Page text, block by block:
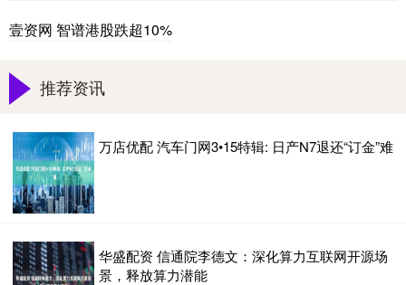
壹资网 智谱港股跌超10%
推荐资讯
万店优配 汽车门网3•15特辑: 日产N7退还“订金”难
华盛配资 信通院李德文：深化算力互联网开源场
景，释放算力潜能